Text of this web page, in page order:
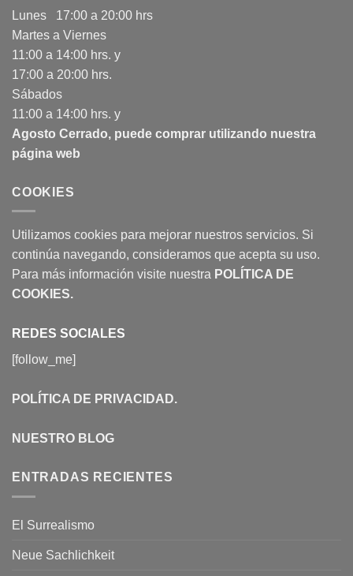
Lunes 17:00 a 20:00 hrs
Martes a Viernes
11:00 a 14:00 hrs. y
17:00 a 20:00 hrs.
Sábados
11:00 a 14:00 hrs. y
Agosto Cerrado, puede comprar utilizando nuestra
página web
COOKIES
Utilizamos cookies para mejorar nuestros servicios. Si
continúa navegando, consideramos que acepta su uso.
Para más información visite nuestra POLÍTICA DE
COOKIES.
REDES SOCIALES
[follow_me]
POLÍTICA DE PRIVACIDAD.
NUESTRO BLOG
ENTRADAS RECIENTES
El Surrealismo
Neue Sachlichkeit